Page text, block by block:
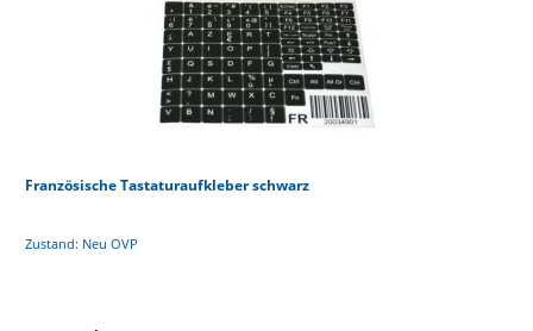
Französische Tastaturaufkleber schwarz
Zustand: Neu OVP